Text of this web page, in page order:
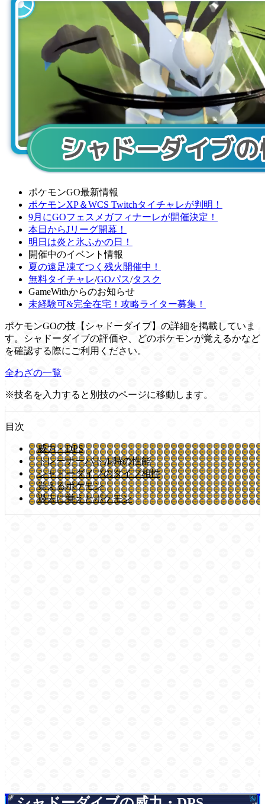
ポケモンGO最新情報
ポケモンXP＆WCS Twitchタイチャレが判明！
9月にGOフェスメガフィナーレが開催決定！
本日からJリーグ開幕！
明日は炎と氷ふかの日！
開催中のイベント情報
夏の遠足凍てつく残火開催中！
無料タイチャレ/GOパス/タスク
GameWithからのお知らせ
未経験可&完全在宅！攻略ライター募集！
ポケモンGOの技【シャドーダイブ】の詳細を掲載していま
す。シャドーダイブの評価や、どのポケモンが覚えるかなど
を確認する際にご利用ください。
全わざの一覧
※技名を入力すると別技のページに移動します。
目次
威力・DPS
トレーナーバトル時の性能
シャドーダイブのタイプ相性
覚えるポケモン
過去に覚えたポケモン